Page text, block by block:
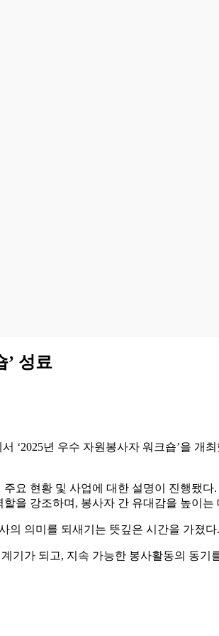
’ 성료
‘2025년 우수 자원봉사자 워크숍’을 개
현황 및 사업에 대한 설명이 진행됐다
을 강조하며, 봉사자 간 유대감을 높이는
의 의미를 되새기는 뜻깊은 시간을 가졌다.
가 되고, 지속 가능한 봉사활동의 동기